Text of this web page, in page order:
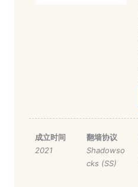
成立时间
2021
翻墙协议
Shadowso
cks (SS)